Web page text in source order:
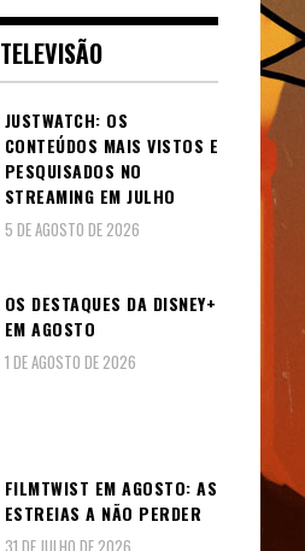
TELEVISÃO
JUSTWATCH: OS
CONTEÚDOS MAIS VISTOS E
PESQUISADOS NO
STREAMING EM JULHO
5 DE AGOSTO DE 2026
OS DESTAQUES DA DISNEY+
EM AGOSTO
1 DE AGOSTO DE 2026
FILMTWIST EM AGOSTO: AS
ESTREIAS A NÃO PERDER
31 DE JULHO DE 2026